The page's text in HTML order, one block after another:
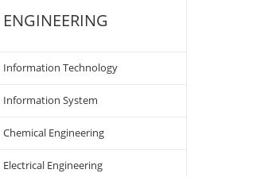
ENGINEERING
Information Technology
Information System
Chemical Engineering
Electrical Engineering